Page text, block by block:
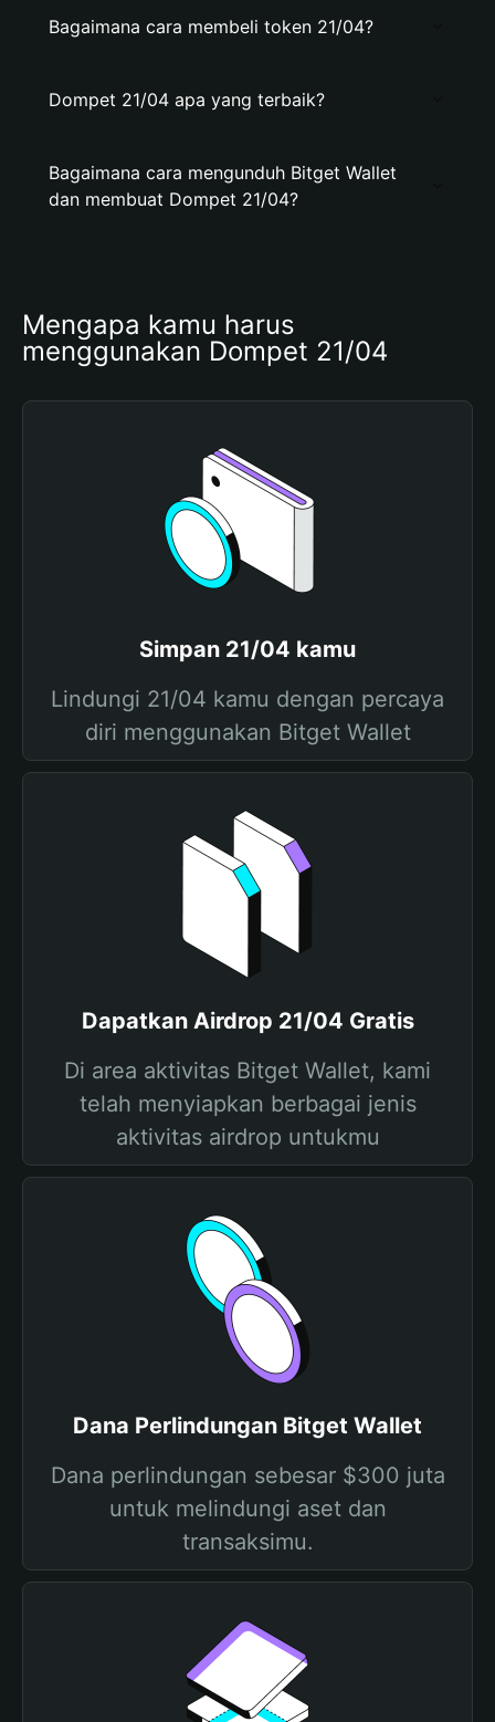
Bagaimana cara membeli token 21/04?
Dompet 21/04 apa yang terbaik?
Bagaimana cara mengunduh Bitget Wallet
dan membuat Dompet 21/04?
Mengapa kamu harus
menggunakan Dompet 21/04
Simpan 21/04 kamu
Lindungi 21/04 kamu dengan percaya
diri menggunakan Bitget Wallet
Dapatkan Airdrop 21/04 Gratis
Di area aktivitas Bitget Wallet, kami
telah menyiapkan berbagai jenis
aktivitas airdrop untukmu
Dana Perlindungan Bitget Wallet
Dana perlindungan sebesar $300 juta
untuk melindungi aset dan
transaksimu.